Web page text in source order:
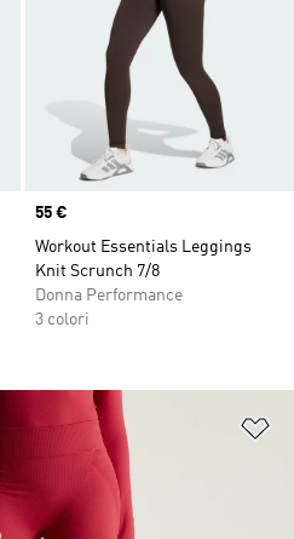
Price
55 €
Workout Essentials Leggings
Knit Scrunch 7/8
Donna Performance
3 colori